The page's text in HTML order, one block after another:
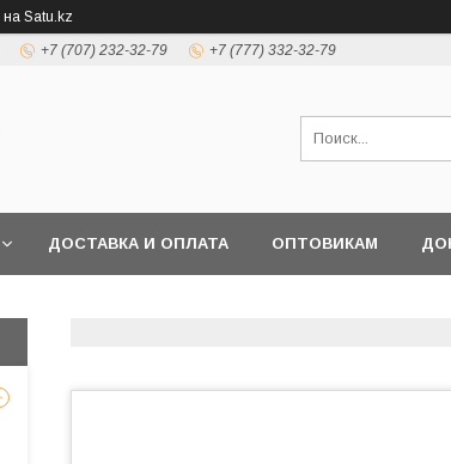
на Satu.kz
+7 (707) 232-32-79 +7 (777) 332-32-79
ДОСТАВКА И ОПЛАТА ОПТОВИКАМ